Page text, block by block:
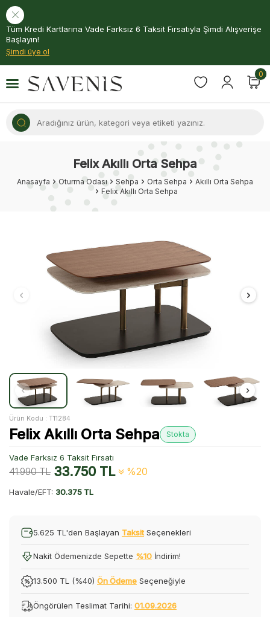
Tüm Kredi Kartlarına Vade Farksız 6 Taksit Fırsatıyla Şimdi Alışverişe
Başlayın!
Şimdi üye ol
0
Felix Akıllı Orta Sehpa
Anasayfa Oturma Odası Sehpa Orta Sehpa
Akıllı Orta Sehpa
Felix Akıllı Orta Sehpa
Ürün Kodu : T11284
Felix Akıllı Orta Sehpa Stokta
Vade Farksız 6 Taksit Fırsatı
41.990TL 33.750TL %20
Havale/EFT: 30.375 TL
5.625 TL'den Başlayan Taksit Seçenekleri
Nakit Ödemenizde Sepette %10 İndirim!
13.500 TL (%40) Ön Ödeme Seçeneğiyle
Öngörülen Teslimat Tarihi: 01.09.2026